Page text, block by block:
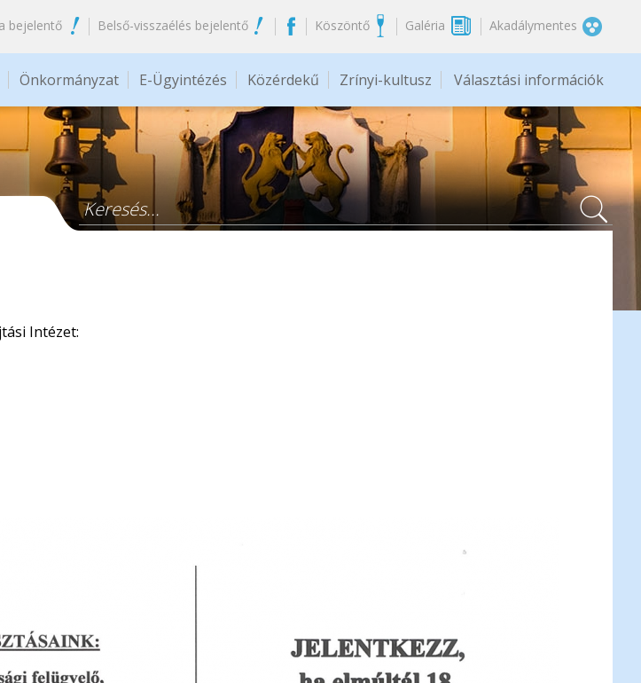
bejelentő Belső-visszaélés bejelentő Köszöntő Galéria Akadálymentes
Önkormányzat E-Ügyintézés Közérdekű Zrínyi-kultusz Választási információk
Keresés űrlap
Intézet: